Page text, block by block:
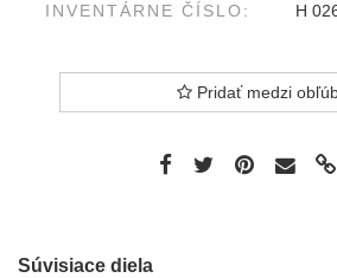
INVENTÁRNE ČÍSLO: H
Pridať medzi
Súvisiace diela